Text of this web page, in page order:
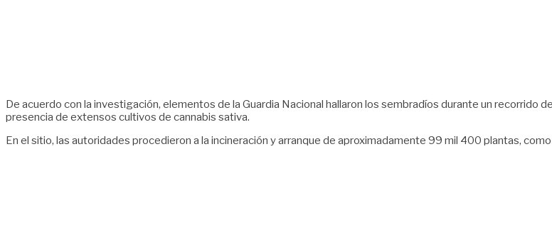
De acuerdo con la investigación, elementos de la Guardia Nacional hallaron los sembradíos durante un recorrido
presencia de extensos cultivos de cannabis sativa.
En el sitio, las autoridades procedieron a la incineración y arranque de aproximadamente 99 mil 400 plantas,